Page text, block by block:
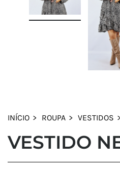
INÍCIO ROUPA VESTIDOS
VESTIDO